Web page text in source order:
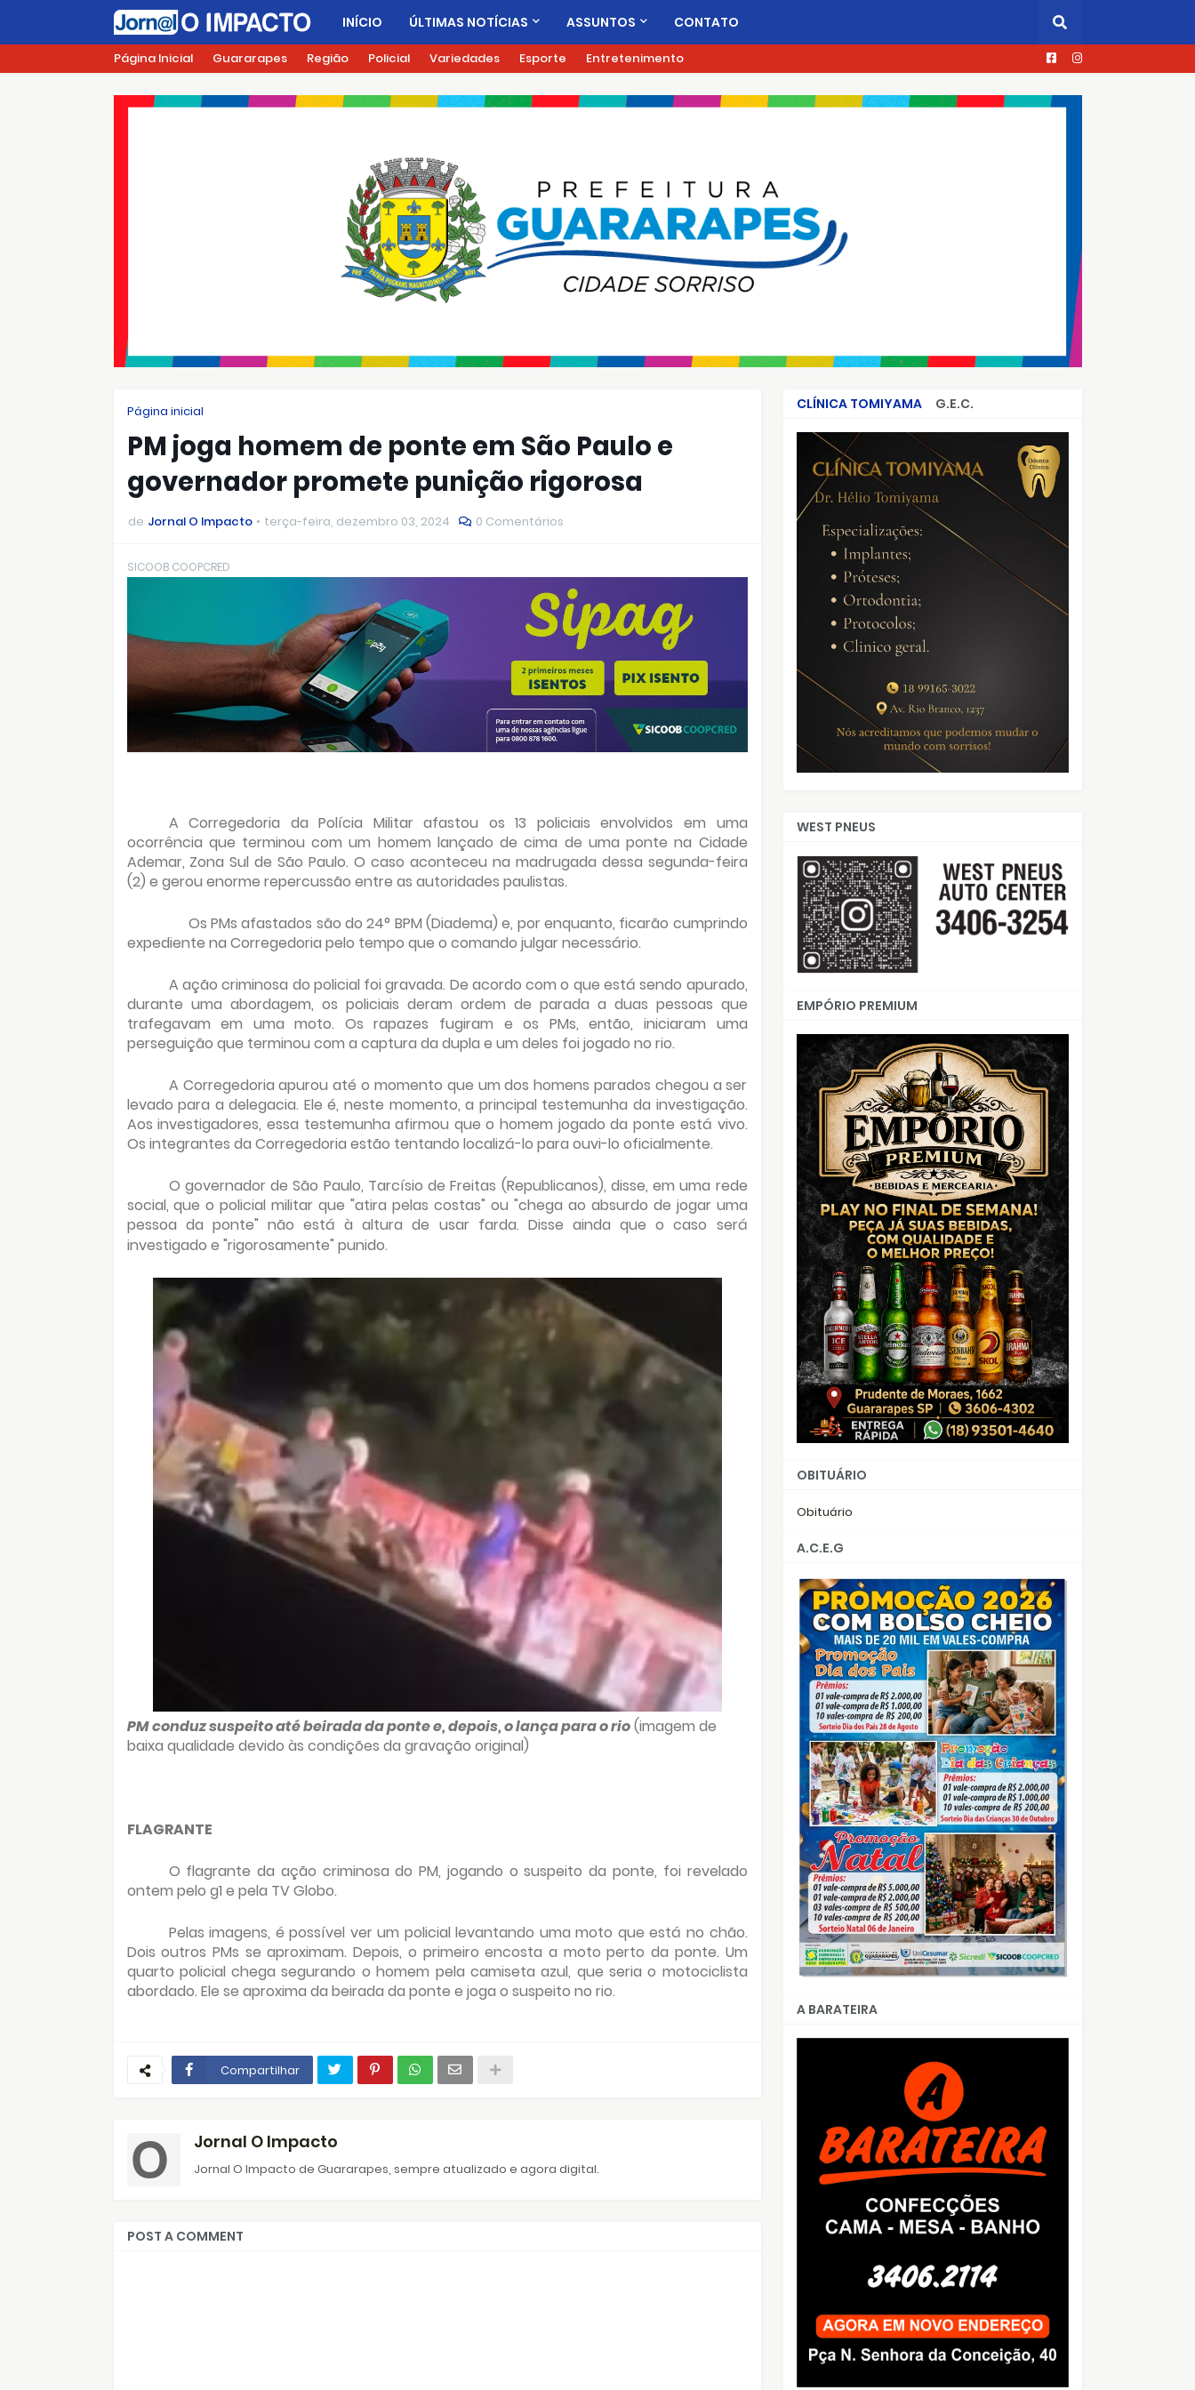
INÍCIO ÚLTIMAS NOTÍCIAS ASSUNTOS CONTATO
Página Inicial Guararapes Região Policial Variedades Esporte Entretenimento
Página inicial
PM joga homem de ponte em São Paulo e
governador promete punição rigorosa
de Jornal O Impacto terça-feira, dezembro 03, 2024 0 Comentários
SICOOB COOPCRED
A Corregedoria da Polícia Militar afastou os 13 policiais envolvidos em uma
ocorrência que terminou com um homem lançado de cima de uma ponte na Cidade
Ademar, Zona Sul de São Paulo. O caso aconteceu na madrugada dessa segunda-feira
(2) e gerou enorme repercussão entre as autoridades paulistas.
Os PMs afastados são do 24° BPM (Diadema) e, por enquanto, ficarão cumprindo
expediente na Corregedoria pelo tempo que o comando julgar necessário.
A ação criminosa do policial foi gravada. De acordo com o que está sendo apurado,
durante uma abordagem, os policiais deram ordem de parada a duas pessoas que
trafegavam em uma moto. Os rapazes fugiram e os PMs, então, iniciaram uma
perseguição que terminou com a captura da dupla e um deles foi jogado no rio.
A Corregedoria apurou até o momento que um dos homens parados chegou a ser
levado para a delegacia. Ele é, neste momento, a principal testemunha da investigação.
Aos investigadores, essa testemunha afirmou que o homem jogado da ponte está vivo.
Os integrantes da Corregedoria estão tentando localizá-lo para ouvi-lo oficialmente.
O governador de São Paulo, Tarcísio de Freitas (Republicanos), disse, em uma rede
social, que o policial militar que "atira pelas costas" ou "chega ao absurdo de jogar uma
pessoa da ponte" não está à altura de usar farda. Disse ainda que o caso será
investigado e "rigorosamente" punido.
PM conduz suspeito até beirada da ponte e, depois, o lança para o rio(imagem de
baixa qualidade devido às condições da gravação original)
FLAGRANTE
O flagrante da ação criminosa do PM, jogando o suspeito da ponte, foi revelado
ontem pelo g1 e pela TV Globo.
Pelas imagens, é possível ver um policial levantando uma moto que está no chão.
Dois outros PMs se aproximam. Depois, o primeiro encosta a moto perto da ponte. Um
quarto policial chega segurando o homem pela camiseta azul, que seria o motociclista
abordado. Ele se aproxima da beirada da ponte e joga o suspeito no rio.
Compartilhar
Jornal O Impacto
Jornal O Impacto de Guararapes, sempre atualizado e agora digital.
POST A COMMENT
CLÍNICA TOMIYAMA
G.E.C.
CRIMES QUE ABALARAM O BRASIL
WEST PNEUS
EMPÓRIO PREMIUM
OBITUÁRIO
Obituário
A.C.E.G
A BARATEIRA